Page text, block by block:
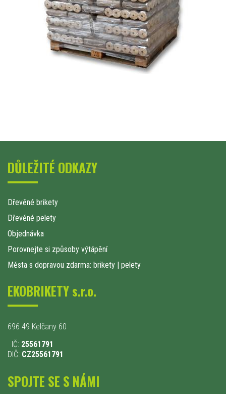
DŮLEŽITÉ ODKAZY
Dřevěné brikety
Dřevěné pelety
Objednávka
Porovnejte si způsoby výtápění
Města s dopravou zdarma: brikety | pelety
EKOBRIKETY s.r.o.
696 49 Kelčany 60
IČ: 25561791
DIČ: CZ25561791
SPOJTE SE S NÁMI